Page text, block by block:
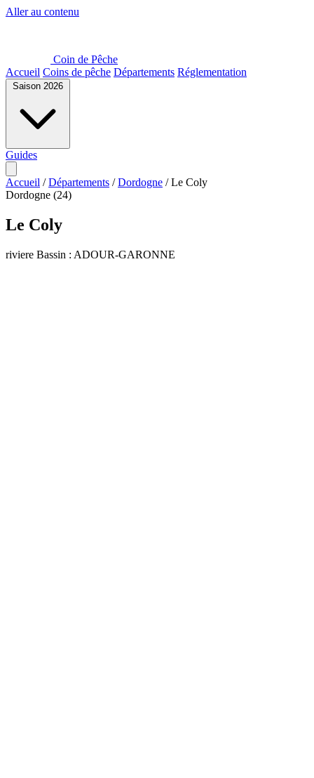
Aller au contenu
Coin de Pêche
Accueil Coins de pêche Départements Réglementation
Saison 2026
Guides
Accueil / Départements / Dordogne / Le Coly
Dordogne (24)
Le Coly
riviere Bassin : ADOUR-GARONNE